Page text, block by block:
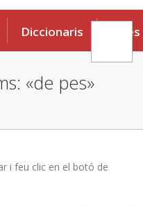
Diccionaris Eines
«de pes»
i feu clic en el botó de